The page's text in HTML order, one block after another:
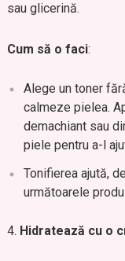
sau glicerină.
Cum să o faci:
Alege un toner
calmeze pielea.
demachiant sau
piele pentru a-l
Tonifierea ajută,
următoarele
Hidratează cu o